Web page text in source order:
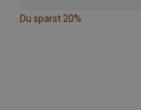
Du sparst 20%